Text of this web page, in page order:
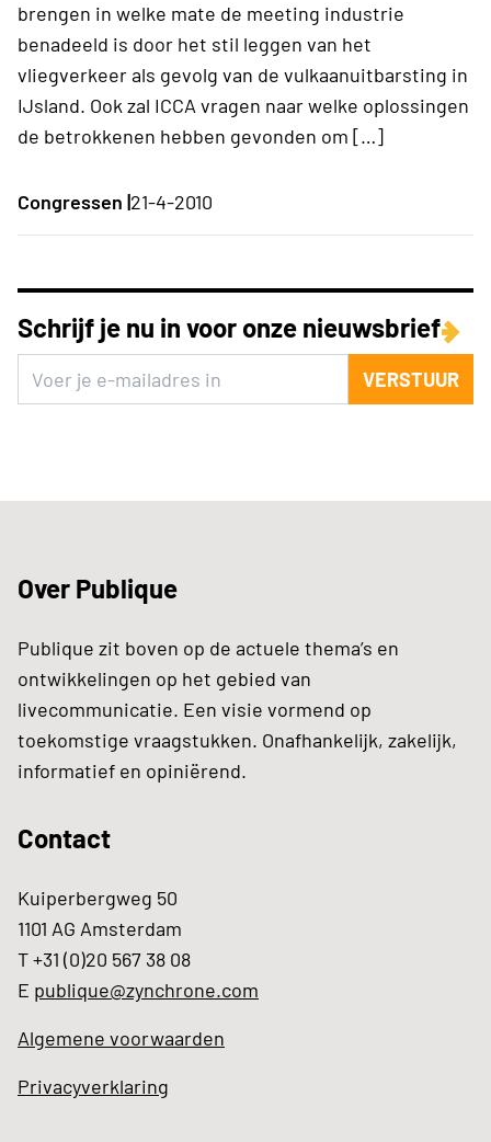
brengen in welke mate de meeting industrie
benadeeld is door het stil leggen van het
vliegverkeer als gevolg van de vulkaanuitbarsting in
IJsland. Ook zal ICCA vragen naar welke oplossingen
de betrokkenen hebben gevonden om […]
Congressen |21-4-2010
Schrijf je nu in voor onze nieuwsbrief
VERSTUUR
Over Publique
Publique zit boven op de actuele thema’s en
ontwikkelingen op het gebied van
livecommunicatie. Een visie vormend op
toekomstige vraagstukken. Onafhankelijk, zakelijk,
informatief en opiniërend.
Contact
Kuiperbergweg 50
1101 AG Amsterdam
T +31 (0)20 567 38 08
E publique@zynchrone.com
Algemene voorwaarden
Privacyverklaring